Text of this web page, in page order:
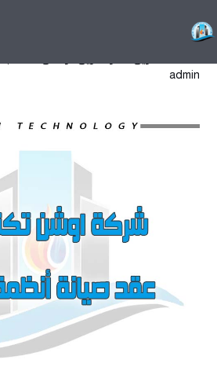
إلى عقد صيانة أنظمة الحريق
admin